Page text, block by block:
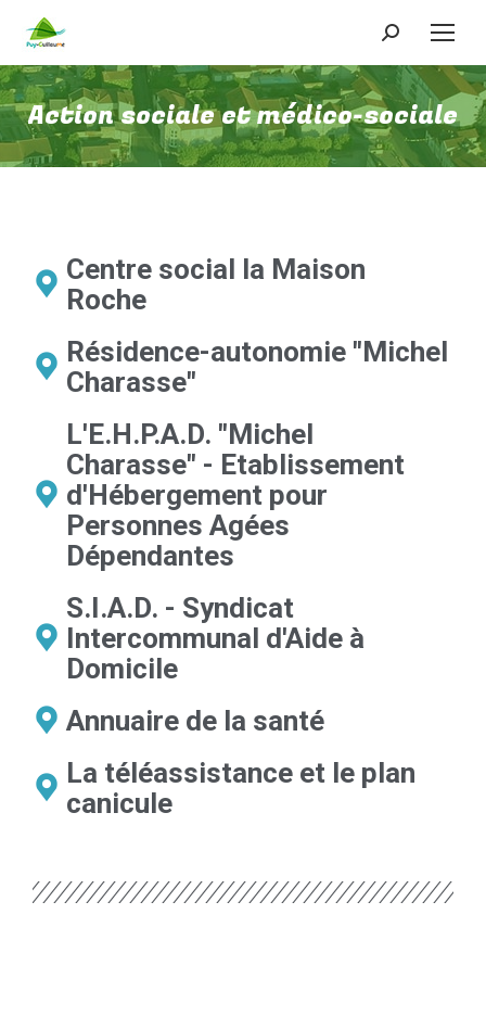
Action sociale et médico-sociale
Centre social la Maison
Roche
Résidence-autonomie "Michel
Charasse"
L'E.H.P.A.D. "Michel
Charasse" - Etablissement
d'Hébergement pour
Personnes Agées
Dépendantes
S.I.A.D. - Syndicat
Intercommunal d'Aide à
Domicile
Annuaire de la santé
La téléassistance et le plan
canicule